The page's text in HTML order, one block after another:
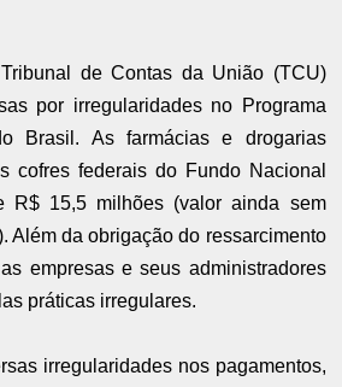
de Contas da União (TCU)
por irregularidades no Programa
Brasil. As farmácias e drogarias
cofres federais do Fundo Nacional
R$ 15,5 milhões (valor ainda sem
Além da obrigação do ressarcimento
empresas e seus administradores
práticas irregulares.
irregularidades nos pagamentos,